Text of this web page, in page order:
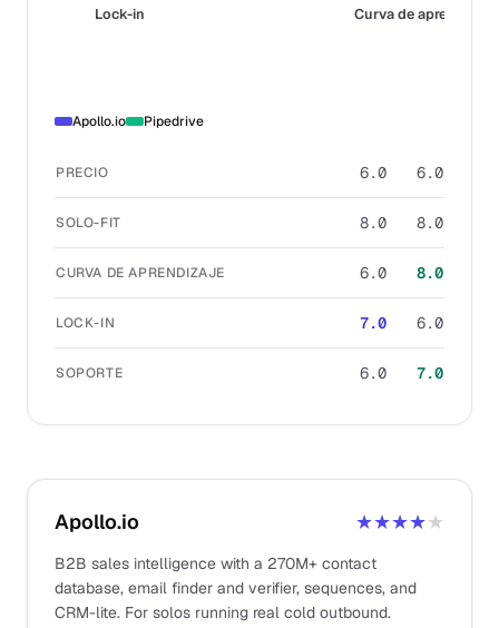
Curva de aprendizaje
Lock-in
Apollo.io Pipedrive
PRECIO 6.0 6.0
SOLO-FIT 8.0 8.0
CURVA DE APRENDIZAJE 6.0 8.0
LOCK-IN 7.0 6.0
SOPORTE 6.0 7.0
Apollo.io ★★★★★
B2B sales intelligence with a 270M+ contact
database, email finder and verifier, sequences, and
CRM-lite. For solos running real cold outbound.